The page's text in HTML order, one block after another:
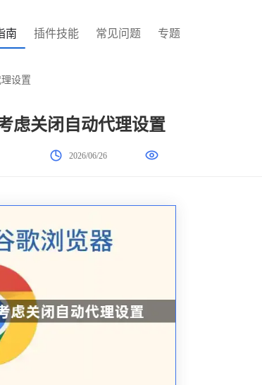
南 插件技能 常见问题 专题
设置
虑关闭自动代理设置
2026/06/26